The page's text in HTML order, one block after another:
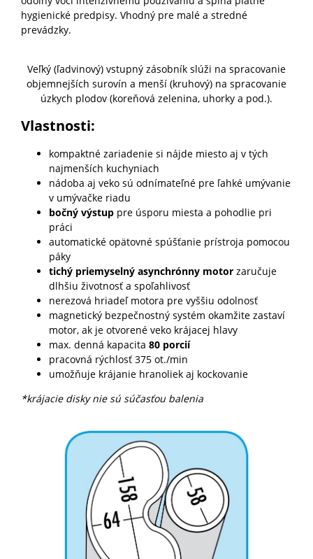
hygienické predpisy. Vhodný pre malé a stredné
prevádzky.
Veľký (ľadvinový) vstupný zásobník slúži na spracovanie
objemnejších surovín a menší (kruhový) na spracovanie
úzkych plodov (koreňová zelenina, uhorky a pod.).
Vlastnosti:
kompaktné zariadenie si nájde miesto aj v tých
najmenších kuchyniach
nádoba aj veko sú odnímateľné pre ľahké umývanie
v umývačke riadu
bočný výstuppre úsporu miesta a pohodlie pri
práci
automatické opätovné spúšťanie prístroja pomocou
páky
tichý priemyselný asynchrónny motorzaručuje
dlhšiu životnosť a spoľahlivosť
nerezová hriadeľ motora pre vyššiu odolnosť
magnetický bezpečnostný systém okamžite zastaví
motor, ak je otvorené veko krájacej hlavy
max. denná kapacita 80 porcií
pracovná rýchlosť 375 ot./min
umožňuje krájanie hranoliek aj kockovanie
*krájacie disky nie sú súčasťou balenia